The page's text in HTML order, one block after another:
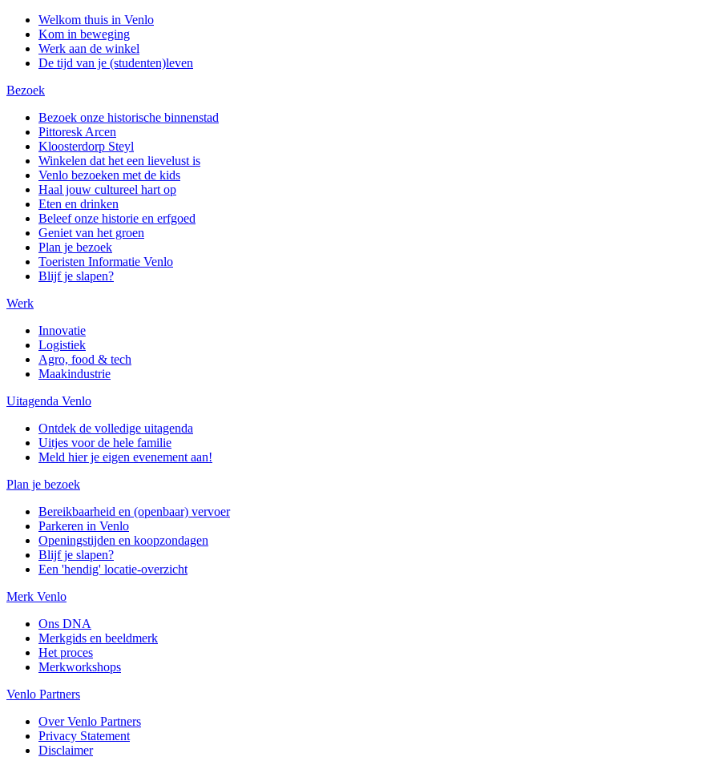
Welkom thuis in Venlo
Kom in beweging
Werk aan de winkel
De tijd van je (studenten)leven
Bezoek
Bezoek onze historische binnenstad
Pittoresk Arcen
Kloosterdorp Steyl
Winkelen dat het een lievelust is
Venlo bezoeken met de kids
Haal jouw cultureel hart op
Eten en drinken
Beleef onze historie en erfgoed
Geniet van het groen
Plan je bezoek
Toeristen Informatie Venlo
Blijf je slapen?
Werk
Innovatie
Logistiek
Agro, food & tech
Maakindustrie
Uitagenda Venlo
Ontdek de volledige uitagenda
Uitjes voor de hele familie
Meld hier je eigen evenement aan!
Plan je bezoek
Bereikbaarheid en (openbaar) vervoer
Parkeren in Venlo
Openingstijden en koopzondagen
Blijf je slapen?
Een 'hendig' locatie-overzicht
Merk Venlo
Ons DNA
Merkgids en beeldmerk
Het proces
Merkworkshops
Venlo Partners
Over Venlo Partners
Privacy Statement
Disclaimer